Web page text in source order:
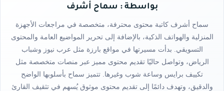
بواسطة : سماح أشرف
سماح أشرف كاتبة محتوى محترفة، متخصصة في مراجعات الأجهزة
المنزلية والهواتف الذكية، بالإضافة إلى تحرير المواضيع العامة والمحتوى
التسويقي. بدأت مسيرتها في مواقع بارزة مثل عرب نيوز وشباب
الرياض، وتواصل حاليًا تقديم محتوى مميز عبر منصات متخصصة مثل
تكييف برايس وساعة شوب وغيرها. تتميز سماح بأسلوبها الواضح
والدقيق، وتهدف دائمًا إلى تقديم محتوى موثوق يُسهم في تثقيف القارئ